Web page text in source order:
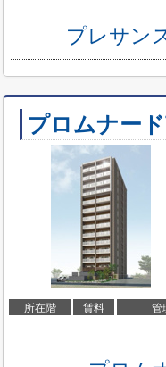
プレサン
プロムナー
所在階 賃料 管